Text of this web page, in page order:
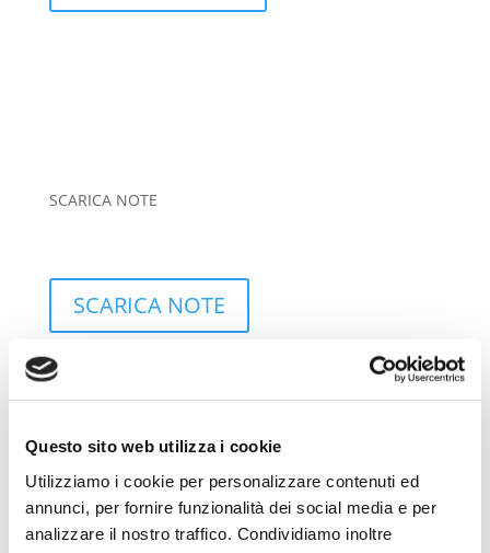
Questo sito web utilizza i cookie
Utilizziamo i cookie per personalizzare contenuti ed
annunci, per fornire funzionalità dei social media e per
analizzare il nostro traffico. Condividiamo inoltre
SCARICA NOTE
SCARICA NOTE
SCARICA PROMEMORIA